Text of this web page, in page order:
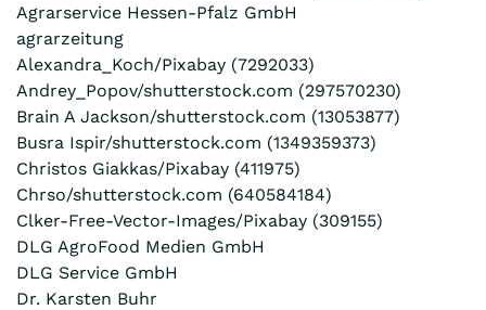
Agrarservice Hessen-Pfalz GmbH
agrarzeitung
Alexandra_Koch/Pixabay (7292033)
Andrey_Popov/shutterstock.com (297570230)
Brain A Jackson/shutterstock.com (13053877)
Busra Ispir/shutterstock.com (1349359373)
Christos Giakkas/Pixabay (411975)
Chrso/shutterstock.com (640584184)
Clker-Free-Vector-Images/Pixabay (309155)
DLG AgroFood Medien GmbH
DLG Service GmbH
Dr. Karsten Buhr